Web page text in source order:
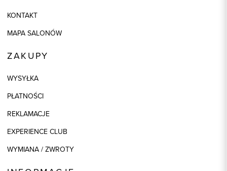
KONTAKT
MAPA SALONÓW
ZAKUPY
WYSYŁKA
PŁATNOŚCI
REKLAMACJE
EXPERIENCE CLUB
WYMIANA / ZWROTY